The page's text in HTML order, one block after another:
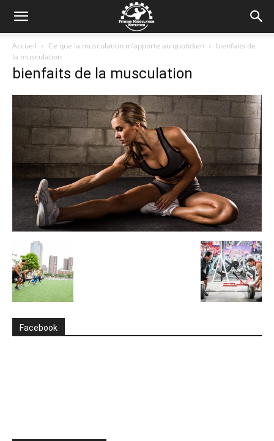
Accueil Ce que la musculation m’apporte au quotidien
bienfaits de
la musculation
bienfaits de la musculation
Facebook